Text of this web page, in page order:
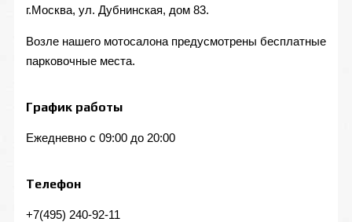
г.Москва, ул. Дубнинская, дом 83.
Возле нашего мотосалона предусмотрены бесплатные
парковочные места.
График работы
Ежедневно с 09:00 до 20:00
Телефон
+7(495) 240-92-11